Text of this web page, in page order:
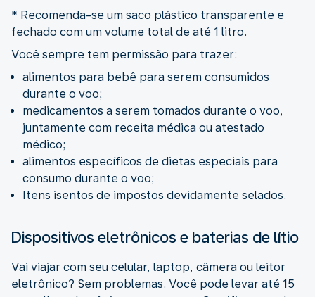
* Recomenda-se um saco plástico transparente e
fechado com um volume total de até 1 litro.
Você sempre tem permissão para trazer:
alimentos para bebê para serem consumidos
durante o voo;
medicamentos a serem tomados durante o voo,
juntamente com receita médica ou atestado
médico;
alimentos específicos de dietas especiais para
consumo durante o voo;
Itens isentos de impostos devidamente selados.
Dispositivos eletrônicos e baterias de lítio
Vai viajar com seu celular, laptop, câmera ou leitor
eletrônico? Sem problemas. Você pode levar até 15